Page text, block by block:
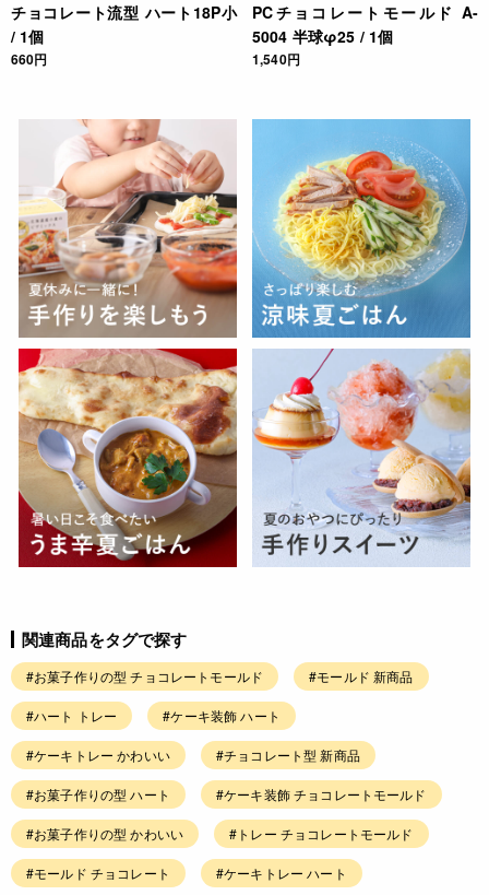
チョコレート流型 ハート18P小
/ 1個
660円
PCチョコレートモールド A-
5004 半球φ25 / 1個
1,540円
関連商品をタグで探す
#お菓子作りの型 チョコレートモールド #モールド 新商品
#ハート トレー #ケーキ装飾 ハート
#ケーキトレー かわいい #チョコレート型 新商品
#お菓子作りの型 ハート #ケーキ装飾 チョコレートモールド
#お菓子作りの型 かわいい #トレー チョコレートモールド
#モールド チョコレート #ケーキトレー ハート